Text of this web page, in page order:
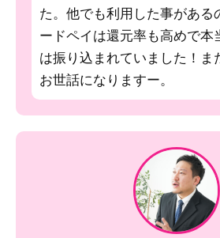
た。他でも利用した事がある
ードペイは還元率も高めで本
は振り込まれていました！ま
お世話になりますー。